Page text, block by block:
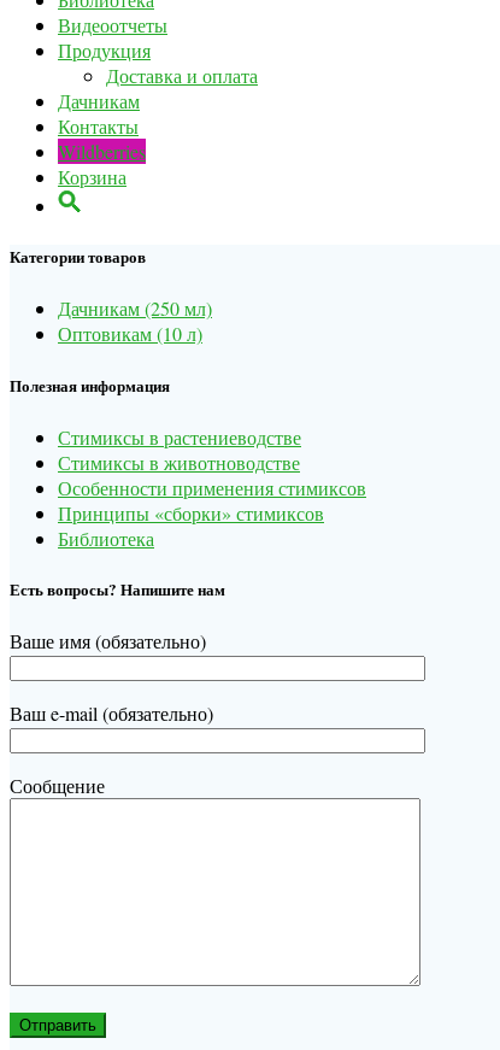
Видеоотчеты
Продукция
Доставка и оплата
Дачникам
Контакты
Wildberries
Корзина
Категории товаров
Дачникам (250 мл)
Оптовикам (10 л)
Полезная информация
Стимиксы в растениеводстве
Стимиксы в животноводстве
Особенности применения стимиксов
Принципы «сборки» стимиксов
Библиотека
Есть вопросы? Напишите нам
Ваше имя (обязательно)
Ваш e-mail (обязательно)
Сообщение